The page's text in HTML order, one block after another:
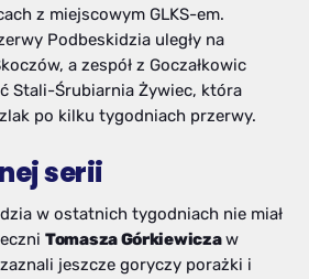
z miejscowym GLKS-em.
Podbeskidzia uległy na
a zespół z Goczałkowic
Stali-Śrubiarnia Żywiec, która
po kilku tygodniach przerwy.
serii
w ostatnich tygodniach nie miał
Tomasza Górkiewiczaw
jeszcze goryczy porażki i